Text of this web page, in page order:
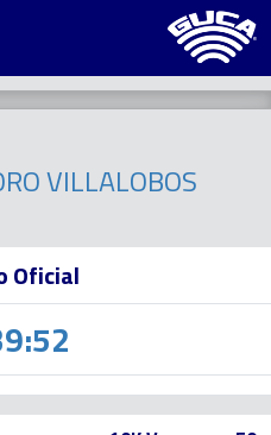
VILLALOBOS
Oficial